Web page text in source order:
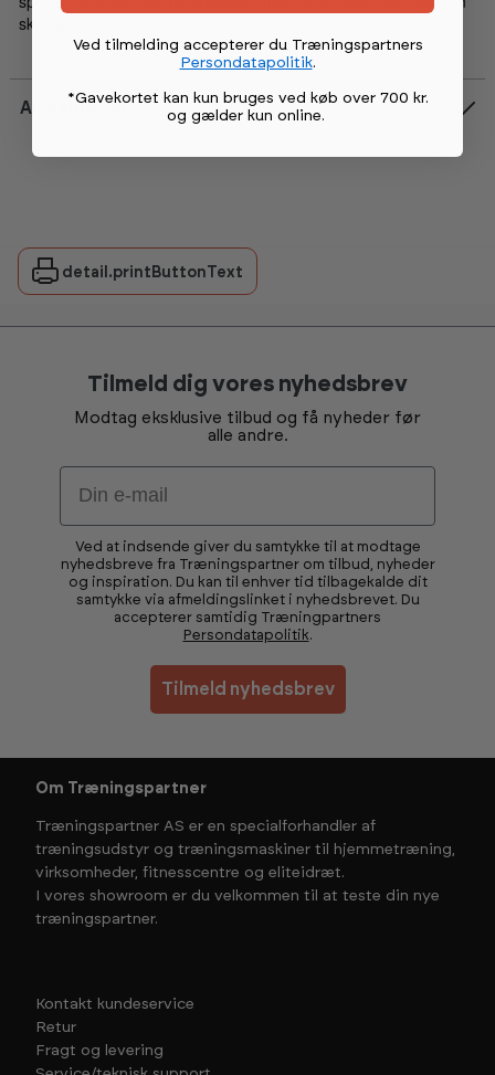
skridfare.
Anmeldelser
detail.printButtonText
Tilmeld dig vores nyhedsbrev
Modtag eksklusive tilbud og få nyheder før
alle andre.
Email
Ved at indsende giver du samtykke til at modtage
nyhedsbreve fra Træningspartner om tilbud, nyheder
og inspiration. Du kan til enhver tid tilbagekalde dit
samtykke via afmeldingslinket i nyhedsbrevet. Du
accepterer samtidig Træningpartners
Persondatapolitik.
Tilmeld nyhedsbrev
Om Træningspartner
Træningspartner AS er en specialforhandler af
træningsudstyr og træningsmaskiner til hjemmetræning,
virksomheder, fitnesscentre og eliteidræt.
I vores showroom er du velkommen til at teste din nye
træningspartner.
Kontakt kundeservice
Retur
Fragt og levering
Ved tilmelding accepterer du Træningspartners
Persondatapolitik.
*Gavekortet kan kun bruges ved køb over 700 kr.
og gælder kun online.